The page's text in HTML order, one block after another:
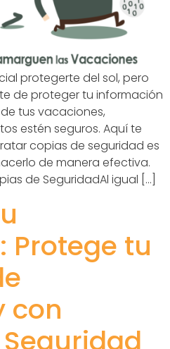
protegerte del sol, pero
de proteger tu información
tus vacaciones,
estén seguros. Aquí te
copias de seguridad es
de manera efectiva.
de SeguridadAl igual […]
Protege tu
con